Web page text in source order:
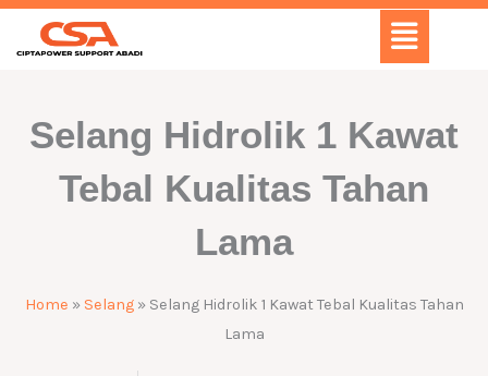
Skip
Menu
Selang Hidrolik 1 Kawat
Tebal Kualitas Tahan
Lama
Home » Selang» Selang Hidrolik 1 Kawat Tebal Kualitas Tahan
Lama